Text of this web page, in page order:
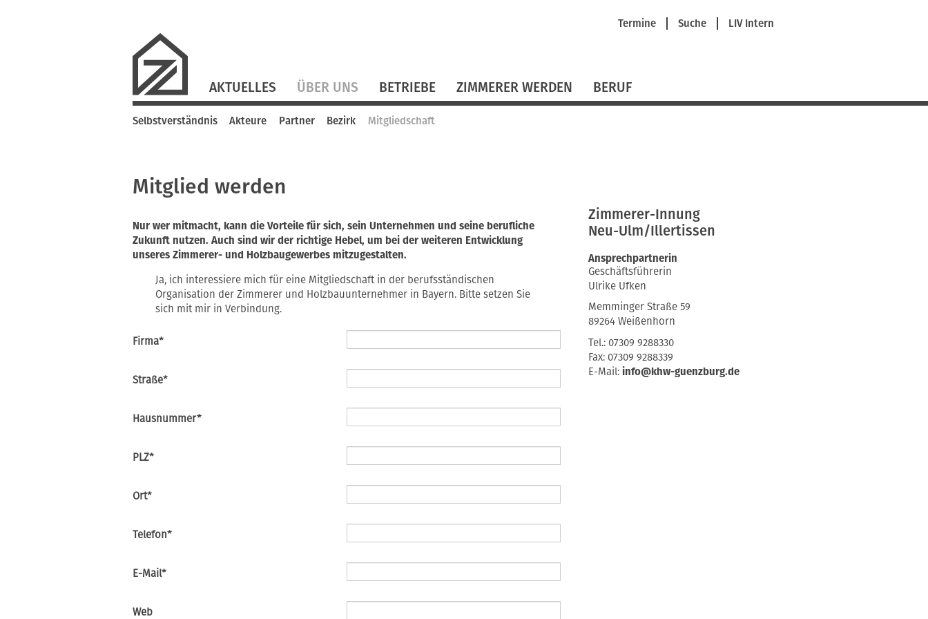
Navigation
Termine Suche LIV Intern
überspringen
AKTUELLES ÜBER UNS BETRIEBE ZIMMERER WERDEN BERUF
Navigation
Selbstverständnis Akteure Partner Bezirk Mitgliedschaft
Mitglied werden
Nur wer mitmacht, kann die Vorteile für sich, sein Unternehmen und seine berufliche
Zukunft nutzen. Auch sind wir der richtige Hebel, um bei der weiteren Entwicklung
unseres Zimmerer- und Holzbaugewerbes mitzugestalten.
Ja, ich interessiere mich für eine Mitgliedschaft in der berufsständischen
Organisation der Zimmerer und Holzbauunternehmer in Bayern. Bitte setzen Sie
sich mit mir in Verbindung.
Pflichtfeld
Firma*
Pflichtfeld
Straße*
Pflichtfeld
Hausnummer*
Pflichtfeld
PLZ*
Pflichtfeld
Ort*
Pflichtfeld
Telefon*
Pflichtfeld
E-Mail*
Web
Zimmerer-Innung
Neu-Ulm/Illertissen
Ansprechpartnerin
Geschäftsführerin
Ulrike Ufken
Memminger Straße 59
89264 Weißenhorn
Tel.: 07309 9288330
Fax: 07309 9288339
E-Mail: info@khw-guenzburg.de